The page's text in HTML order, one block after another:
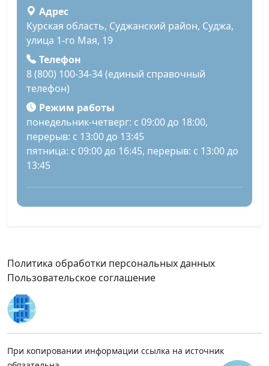
Адрес
Курская область, Суджанский район, Суджа,
улица 1-го Мая, 19
Телефон
8 (800) 100-34-34 (единый справочный
телефон)
Режим работы
понедельник-четверг: с 09:00 до 18:00,
перерыв: с 13:00 до 13:45
пятница: с 09:00 до 16:45, перерыв: с 13:00 до
13:45
Политика обработки персональных данных
Пользовательское соглашение
При копировании информации ссылка на источник